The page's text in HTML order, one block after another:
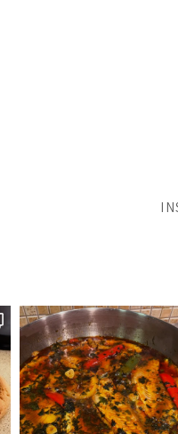
המונחות על השיש במ